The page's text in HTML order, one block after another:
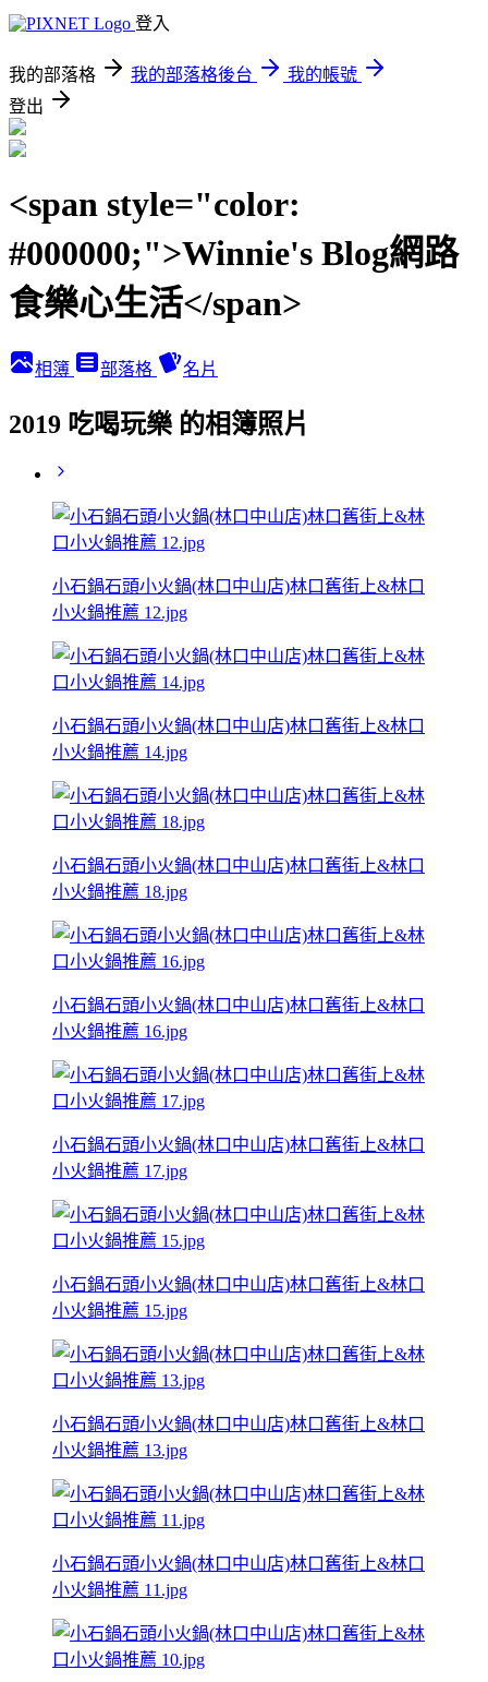
登入
我的部落格 我的部落格後台
我的帳號
登出
<span style="color:
#000000;">Winnie's Blog網路
食樂心生活</span>
相簿 部落格 名片
2019 吃喝玩樂 的相簿照片
小石鍋石頭小火鍋(林口中山店)林口舊街上&林口
小火鍋推薦 12.jpg
小石鍋石頭小火鍋(林口中山店)林口舊街上&林口
小火鍋推薦 14.jpg
小石鍋石頭小火鍋(林口中山店)林口舊街上&林口
小火鍋推薦 18.jpg
小石鍋石頭小火鍋(林口中山店)林口舊街上&林口
小火鍋推薦 16.jpg
小石鍋石頭小火鍋(林口中山店)林口舊街上&林口
小火鍋推薦 17.jpg
小石鍋石頭小火鍋(林口中山店)林口舊街上&林口
小火鍋推薦 15.jpg
小石鍋石頭小火鍋(林口中山店)林口舊街上&林口
小火鍋推薦 13.jpg
小石鍋石頭小火鍋(林口中山店)林口舊街上&林口
小火鍋推薦 11.jpg